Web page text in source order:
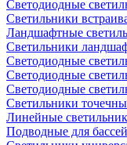
Светодиодные
Светильники
Ландшафтные
Светильники
Светодиодные
Светодиодные
Светодиодные
Светильники
Линейные
Подводные для